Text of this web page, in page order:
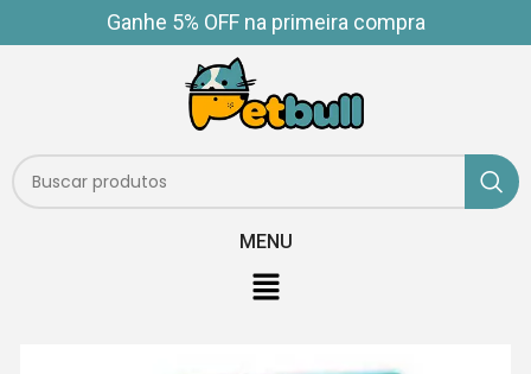
Ganhe 5% OFF na primeira compra
MENU